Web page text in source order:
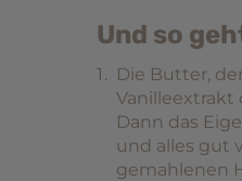
Und so
Die Butter,
Vanilleextrakt
Dann das
und alles gut
gemahlenen